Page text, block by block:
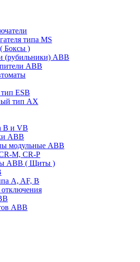
типа MS
Боксы )
(рубильники) ABB
ABB
ESB
тип AX
B и VB
ABB
модульные ABB
M, CR-P
ABB ( Щиты )
A, AF, B
отключения
АВВ